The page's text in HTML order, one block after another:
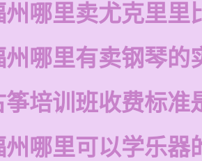
州哪里卖尤克里里
州哪里有卖钢琴的
筝培训班收费标准
州哪里可以学乐器